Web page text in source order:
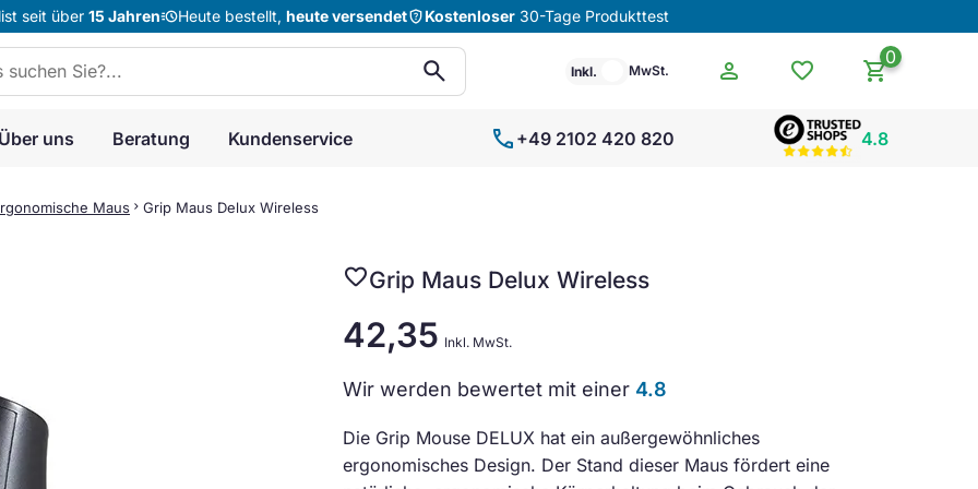
seit über 15 JahrenacuteHeute bestellt, heute versendetshield_questionKostenloser 30-Tage Produkttest
search Inkl. MwSt. person favorite 0
shopping_cart
Über uns Beratung Kundenservice call +49 2102 420 820 4.8
Maus chevron_right Grip Maus Delux Wireless
favoriteGrip Maus Delux Wireless
42,35 Inkl. MwSt.
Wir werden bewertet mit einer 4.8
Die Grip Mouse DELUX hat ein außergewöhnliches
ergonomisches Design. Der Stand dieser Maus fördert eine